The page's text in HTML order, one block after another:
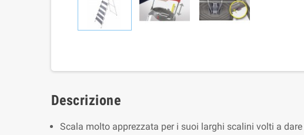
Descrizione
Scala molto apprezzata per i suoi larghi scalini volti a dare